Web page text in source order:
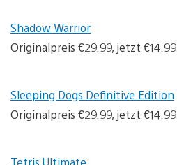
Shadow Warrior
Originalpreis €29.99, jetzt €14.99
Sleeping Dogs Definitive Edition
Originalpreis €29.99, jetzt €14.99
Tetris Ultimate